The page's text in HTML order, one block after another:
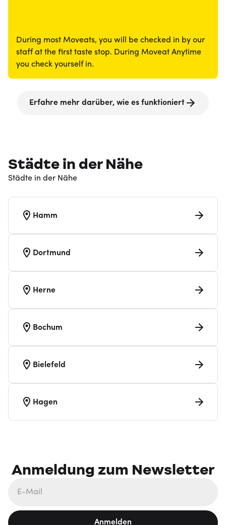
During most Moveats, you will be checked in by our
staff at the first taste stop. During Moveat Anytime
you check yourself in.
Erfahre mehr darüber, wie es funktioniert
Städte in der Nähe
Städte in der Nähe
Hamm
Dortmund
Herne
Bochum
Bielefeld
Hagen
Anmeldung zum Newsletter
Anmelden